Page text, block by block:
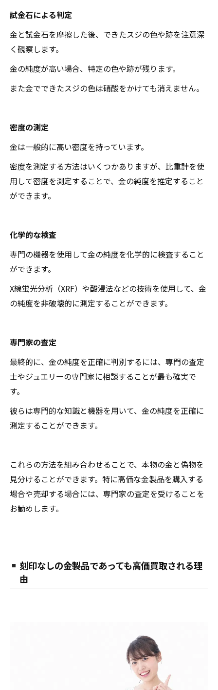
試金石による判定
金と試金石を摩擦した後、できたスジの色や跡を注意深
く観察します。
金の純度が高い場合、特定の色や跡が残ります。
また金でできたスジの色は硝酸をかけても消えません。
密度の測定
金は一般的に高い密度を持っています。
密度を測定する方法はいくつかありますが、比重計を使
用して密度を測定することで、金の純度を推定すること
ができます。
化学的な検査
専門の機器を使用して金の純度を化学的に検査すること
ができます。
X線蛍光分析（XRF）や酸浸法などの技術を使用して、金
の純度を非破壊的に測定することができます。
専門家の査定
最終的に、金の純度を正確に判別するには、専門の査定
士やジュエリーの専門家に相談することが最も確実で
す。
彼らは専門的な知識と機器を用いて、金の純度を正確に
測定することができます。
これらの方法を組み合わせることで、本物の金と偽物を
見分けることができます。特に高価な金製品を購入する
場合や売却する場合には、専門家の査定を受けることを
お勧めします。
刻印なしの金製品であっても高価買取される理
由